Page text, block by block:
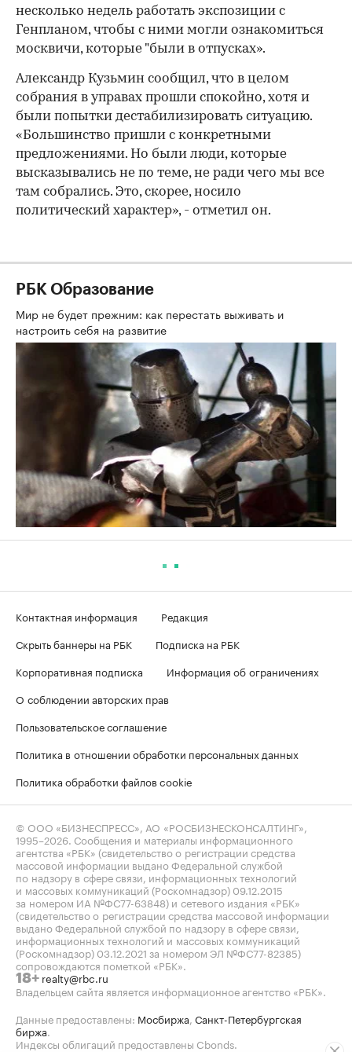
несколько недель работать экспозиции с
Генпланом, чтобы с ними могли ознакомиться
москвичи, которые "были в отпусках».
Александр Кузьмин сообщил, что в целом
собрания в управах прошли спокойно, хотя и
были попытки дестабилизировать ситуацию.
«Большинство пришли с конкретными
предложениями. Но были люди, которые
высказывались не по теме, не ради чего мы все
там собрались. Это, скорее, носило
политический характер», - отметил он.
РБК Образование
Мир не будет прежним: как перестать выживать и
настроить себя на развитие
Контактная информация
Редакция
Скрыть баннеры на РБК
Подписка на РБК
Корпоративная подписка
Информация об ограничениях
О соблюдении авторских прав
Пользовательское соглашение
Политика в отношении обработки персональных данных
Политика обработки файлов cookie
© ООО «БИЗНЕСПРЕСС», АО «РОСБИЗНЕСКОНСАЛТИНГ»,
1995–2026. Сообщения и материалы информационного
агентства «РБК» (свидетельство о регистрации средства
массовой информации выдано Федеральной службой
по надзору в сфере связи, информационных технологий
и массовых коммуникаций (Роскомнадзор) 09.12.2015
за номером ИА №ФС77-63848) и сетевого издания «РБК»
(свидетельство о регистрации средства массовой информации
выдано Федеральной службой по надзору в сфере связи,
информационных технологий и массовых коммуникаций
(Роскомнадзор) 03.12.2021 за номером ЭЛ №ФС77-82385)
сопровождаются пометкой «РБК».
18+ realty@rbc.ru
Владельцем сайта является информационное агентство «РБК».
Данные предоставлены: Мосбиржа, Санкт-Петербургская
биржа.
Индексы облигаций предоставлены Cbonds.